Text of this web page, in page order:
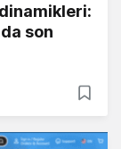
son